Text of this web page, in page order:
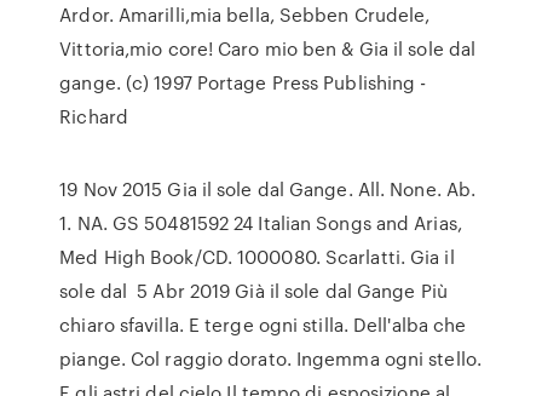
Ardor. Amarilli,mia bella, Sebben Crudele,
Vittoria,mio core! Caro mio ben & Gia il sole dal
gange. (c) 1997 Portage Press Publishing -
Richard
19 Nov 2015 Gia il sole dal Gange. All. None. Ab.
1. NA. GS 50481592 24 Italian Songs and Arias,
Med High Book/CD. 1000080. Scarlatti. Gia il
sole dal 5 Abr 2019 Già il sole dal Gange Più
chiaro sfavilla. E terge ogni stilla. Dell'alba che
piange. Col raggio dorato. Ingemma ogni stello.